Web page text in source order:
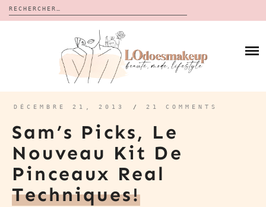
Rechercher :
CALENDRIERS DE L’AVENT
BON PLAN
À PROPOS
CONTACT
DÉCEMBRE 21, 2013 / 21 COMMENTS
Sam’s Picks, Le
Nouveau Kit De
Pinceaux Real
Techniques!